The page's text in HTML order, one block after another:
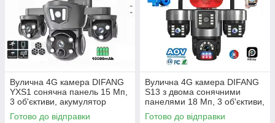
Вулична 4G камера DIFANG
YXS1 сонячна панель 15 Мп,
3 об'єктиви, акумулятор
10000 мА·год, PIR
Готово до відправки
Вулична 4G камера DIFANG
S13 з двома сонячними
панелями 18 Мп, 3 об'єктиви,
акумулятор 18000 мА·год,
Готово до відправки